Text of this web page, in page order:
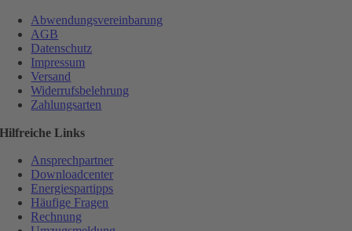
Abwendungsvereinbarung
AGB
Datenschutz
Impressum
Versand
Widerrufsbelehrung
Zahlungsarten
Hilfreiche Links
Ansprechpartner
Downloadcenter
Energiespartipps
Häufige Fragen
Rechnung